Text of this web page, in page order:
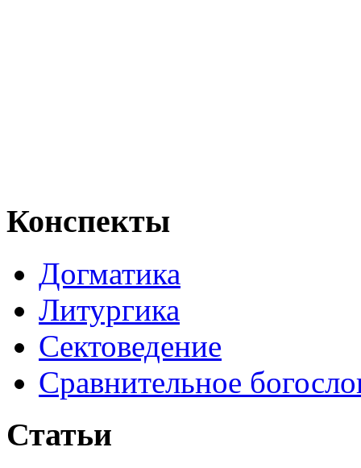
Конспекты
Догматика
Литургика
Сектоведение
Сравнительное
Статьи